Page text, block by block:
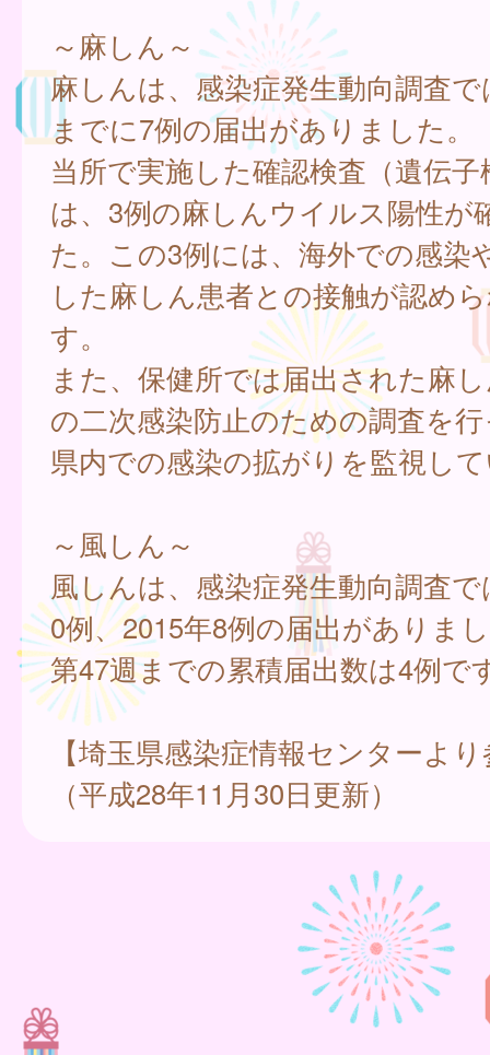
～麻しん～
麻しんは、感染症発生動向調査
までに7例の届出がありました。
当所で実施した確認検査（遺伝
は、3例の麻しんウイルス陽性が
た。この3例には、海外での感染
した麻しん患者との接触が認め
す。
また、保健所では届出された麻
の二次感染防止のための調査を
県内での感染の拡がりを監視し
～風しん～
風しんは、感染症発生動向調査で
0例、2015年8例の届出がありま
第47週までの累積届出数は4例で
【埼玉県感染症情報センターよ
（平成28年11月30日更新）